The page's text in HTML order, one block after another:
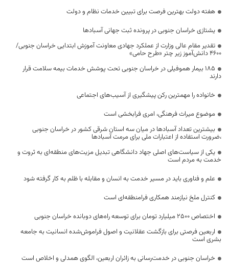
هفته دولت بهترین فرصت برای تبیین خدمات نظام و دولت
یشتازی خراسان جنوبی در پرونده ثبت جهانی آسبادها
تقدیر مقام عالی وزارت از عملکرد جهادی معاونت آموزش ابتدایی خراسان جنوبی/
۴۶۰۰ دانش‌آموز زیر چتر «طرح حامی»
۱۸۵ بیمار هموفیلی در خراسان جنوبی تحت پوشش خدمات بیمه سلامت قرار
دارند
خانواده را مهمترین رکن پیشگیری از آسیب‌های اجتماعی
موضوع میراث فرهنگی، امری فرابخشی است
بیشترین تعداد آسبادها در میان سه استان شرقی کشور در خراسان جنوبی
،ضرورت استفاده از اعتبارات ملی برای مرمت آسبادها
یکی از سیاست‌های اصلی جهاد دانشگاهی تبدیل مزیت‌های منطقه‌ای به ثروت و
خدمت به مردم است
علم و فناوری باید در مسیر خدمت به انسان و مقابله با ظلم به کار گرفته شود
کنترل ملخ نیازمند همکاری فرامنطقه‌ای است
اختصاص 2500 میلیارد تومان برای توسعه راه‌های دوبانده خراسان جنوبی
اربعین فرصتی برای بازگشت عقلانیت و اصول فراموش‌شده انسانیت به جامعه
بشری است
خراسان جنوبی در خدمت‌رسانی به زائران اربعین، الگوی همدلی و اخلاص است